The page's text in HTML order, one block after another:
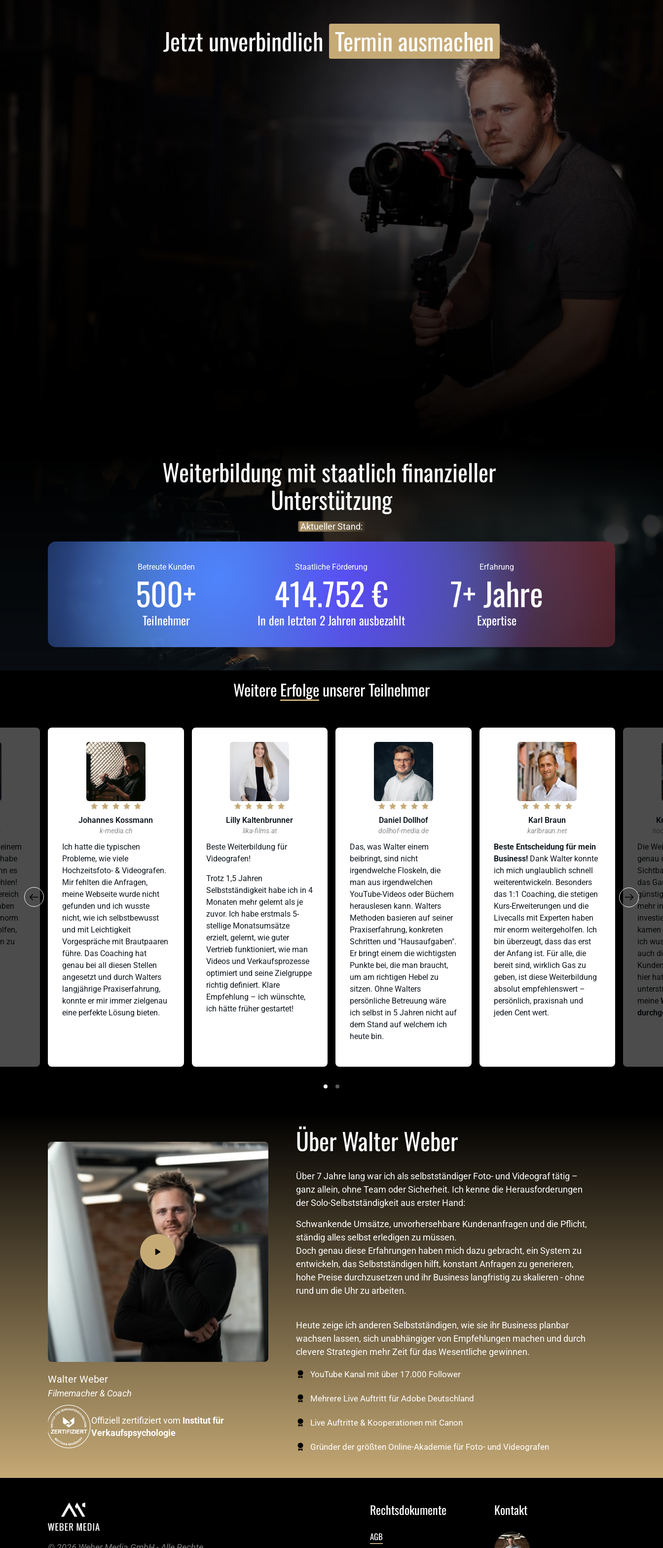
Jetzt unverbindlich Termin ausmachen
Weiterbildung mit staatlich finanzieller
Unterstützung
Aktueller Stand:
Betreute Kunden
500+
Teilnehmer
Staatliche Förderung
414.752 €
In den letzten 2 Jahren ausbezahlt
Erfahrung
7+ Jahre
Expertise
Weitere Erfolge unserer Teilnehmer
Johannes Kossmann
k-media.ch
Ich hatte die typischen
Probleme, wie viele
Hochzeitsfoto- & Videografen.
Mir fehlten die Anfragen,
meine Webseite wurde nicht
gefunden und ich wusste
nicht, wie ich selbstbewusst
und mit Leichtigkeit
Vorgespräche mit Brautpaaren
führe. Das Coaching hat
genau bei all diesen Stellen
angesetzt und durch Walters
langjährige Praxiserfahrung,
konnte er mir immer zielgenau
eine perfekte Lösung bieten.
Lilly Kaltenbrunner
lika-films.at
Beste Weiterbildung für
Videografen!
Trotz 1,5 Jahren
Selbstständigkeit habe ich in 4
Monaten mehr gelernt als je
zuvor. Ich habe erstmals 5-
stellige Monatsumsätze
erzielt, gelernt, wie guter
Vertrieb funktioniert, wie man
Videos und Verkaufsprozesse
optimiert und seine Zielgruppe
richtig definiert. Klare
Empfehlung – ich wünschte,
ich hätte früher gestartet!
Daniel Dollhof
dollhof-media.de
Das, was Walter einem
beibringt, sind nicht
irgendwelche Floskeln, die
man aus irgendwelchen
YouTube-Videos oder Büchern
herauslesen kann. Walters
Methoden basieren auf seiner
Praxiserfahrung, konkreten
Schritten und "Hausaufgaben".
Er bringt einem die wichtigsten
Punkte bei, die man braucht,
um am richtigen Hebel zu
sitzen. Ohne Walters
persönliche Betreuung wäre
ich selbst in 5 Jahren nicht auf
dem Stand auf welchem ich
heute bin.
Karl Braun
karlbraun.net
Beste Entscheidung für mein
Business! Dank Walter konnte
ich mich unglaublich schnell
weiterentwickeln. Besonders
das 1:1 Coaching, die stetigen
Kurs-Erweiterungen und die
Livecalls mit Experten haben
mir enorm weitergeholfen. Ich
bin überzeugt, dass das erst
der Anfang ist. Für alle, die
bereit sind, wirklich Gas zu
geben, ist diese Weiterbildung
absolut empfehlenswert –
persönlich, praxisnah und
jeden Cent wert.
Die
genau
das
günstig,
mehr in
kamen
ich
auch
Kunden
hier hat
meine
Walter Weber
Filmemacher & Coach
Offiziell zertifiziert vom Institut für
Verkaufspsychologie
Über Walter Weber
Über 7 Jahre lang war ich als selbstständiger Foto- und Videograf tätig –
ganz allein, ohne Team oder Sicherheit. Ich kenne die Herausforderungen
der Solo-Selbstständigkeit aus erster Hand:
Schwankende Umsätze, unvorhersehbare Kundenanfragen und die Pflicht,
ständig alles selbst erledigen zu müssen.
Doch genau diese Erfahrungen haben mich dazu gebracht, ein System zu
entwickeln, das Selbstständigen hilft, konstant Anfragen zu generieren,
hohe Preise durchzusetzen und ihr Business langfristig zu skalieren - ohne
rund um die Uhr zu arbeiten.
Heute zeige ich anderen Selbstständigen, wie sie ihr Business planbar
wachsen lassen, sich unabhängiger von Empfehlungen machen und durch
clevere Strategien mehr Zeit für das Wesentliche gewinnen.
YouTube Kanal mit über 17.000 Follower
Mehrere Live Auftritt für Adobe Deutschland
Live Auftritte & Kooperationen mit Canon
Gründer der größten Online-Akademie für Foto- und Videografen
Rechtsdokumente
AGB
Kontakt